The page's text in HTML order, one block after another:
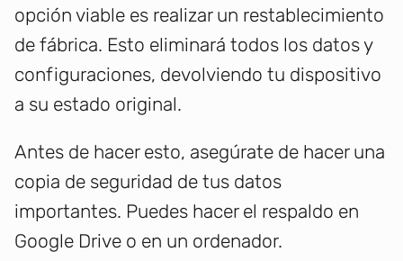
opción viable es realizar un restablecimiento
de fábrica. Esto eliminará todos los datos y
configuraciones, devolviendo tu dispositivo
a su estado original.
Antes de hacer esto, asegúrate de hacer una
copia de seguridad de tus datos
importantes. Puedes hacer el respaldo en
Google Drive o en un ordenador.